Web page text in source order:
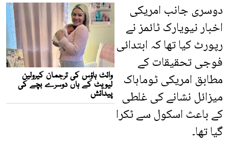
دوسری جانب امریکی
اخبار نیویارک ٹائمز نے
رپورٹ کیا تھا کہ ابتدائی
فوجی تحقیقات کے
مطابق امریکی ٹوماہاک
میزائل نشانے کی غلطی
کے باعث اسکول سے ٹکرا
گیا تھا۔